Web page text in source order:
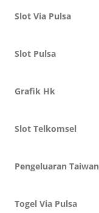
Slot Via Pulsa
Slot Pulsa
Grafik Hk
Slot Telkomsel
Pengeluaran Taiwan
Togel Via Pulsa